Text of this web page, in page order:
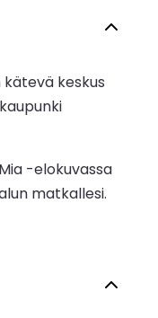
keskus
-elokuvassa
matkallesi.